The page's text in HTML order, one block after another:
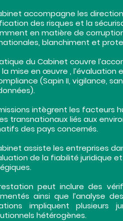
accompagne les
des risques et la
en matière de
blanchiment et
du Cabinet couvre
mise en œuvre , l’évaluation
(Sapin II, vigilance,
intègrent les facteurs
transnationaux liés aux
des pays concernés.
assiste les entreprises
de la fiabilité juridique
peut inclure des
ainsi que l’analyse
impliquent plusieurs
hétérogènes.